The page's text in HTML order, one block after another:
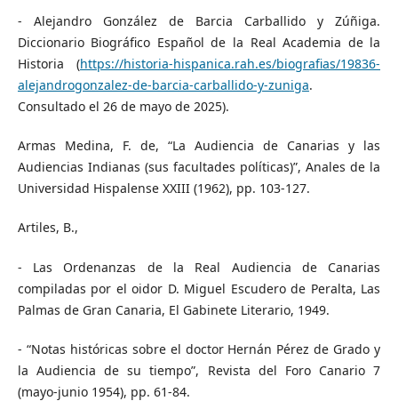
- Alejandro González de Barcia Carballido y Zúñiga.
Diccionario Biográfico Español de la Real Academia de la
Historia (https://historia-hispanica.rah.es/biografias/19836-
alejandrogonzalez-de-barcia-carballido-y-zuniga.
Consultado el 26 de mayo de 2025).
Armas Medina, F. de, “La Audiencia de Canarias y las
Audiencias Indianas (sus facultades políticas)”, Anales de la
Universidad Hispalense XXIII (1962), pp. 103-127.
Artiles, B.,
- Las Ordenanzas de la Real Audiencia de Canarias
compiladas por el oidor D. Miguel Escudero de Peralta, Las
Palmas de Gran Canaria, El Gabinete Literario, 1949.
- “Notas históricas sobre el doctor Hernán Pérez de Grado y
la Audiencia de su tiempo”, Revista del Foro Canario 7
(mayo-junio 1954), pp. 61-84.